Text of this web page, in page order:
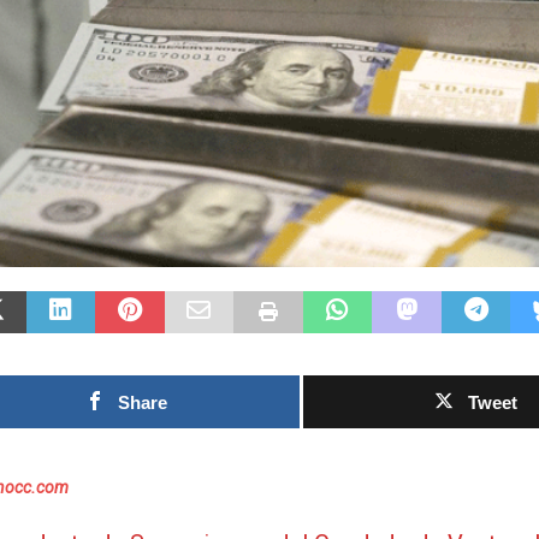
Share Tweet
Islas Malvinas y el
una historia de
memoria y
nacional
Por El Latino
El deporte ha sido, a lo largo
la historia, mucho más que una
entre equipos o atletas. En
Fútbol asiático
rechazo
inversión
propuesto por
el Mundial
Newsroom La
Mundial de la FIFA